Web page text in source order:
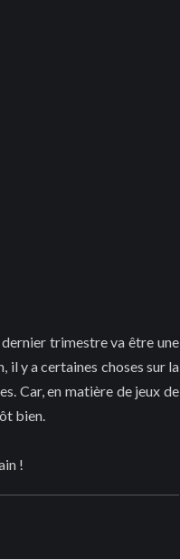
dernier trimestre va être une
il y a certaines choses sur la
Car, en matière de jeux de
bien.
!